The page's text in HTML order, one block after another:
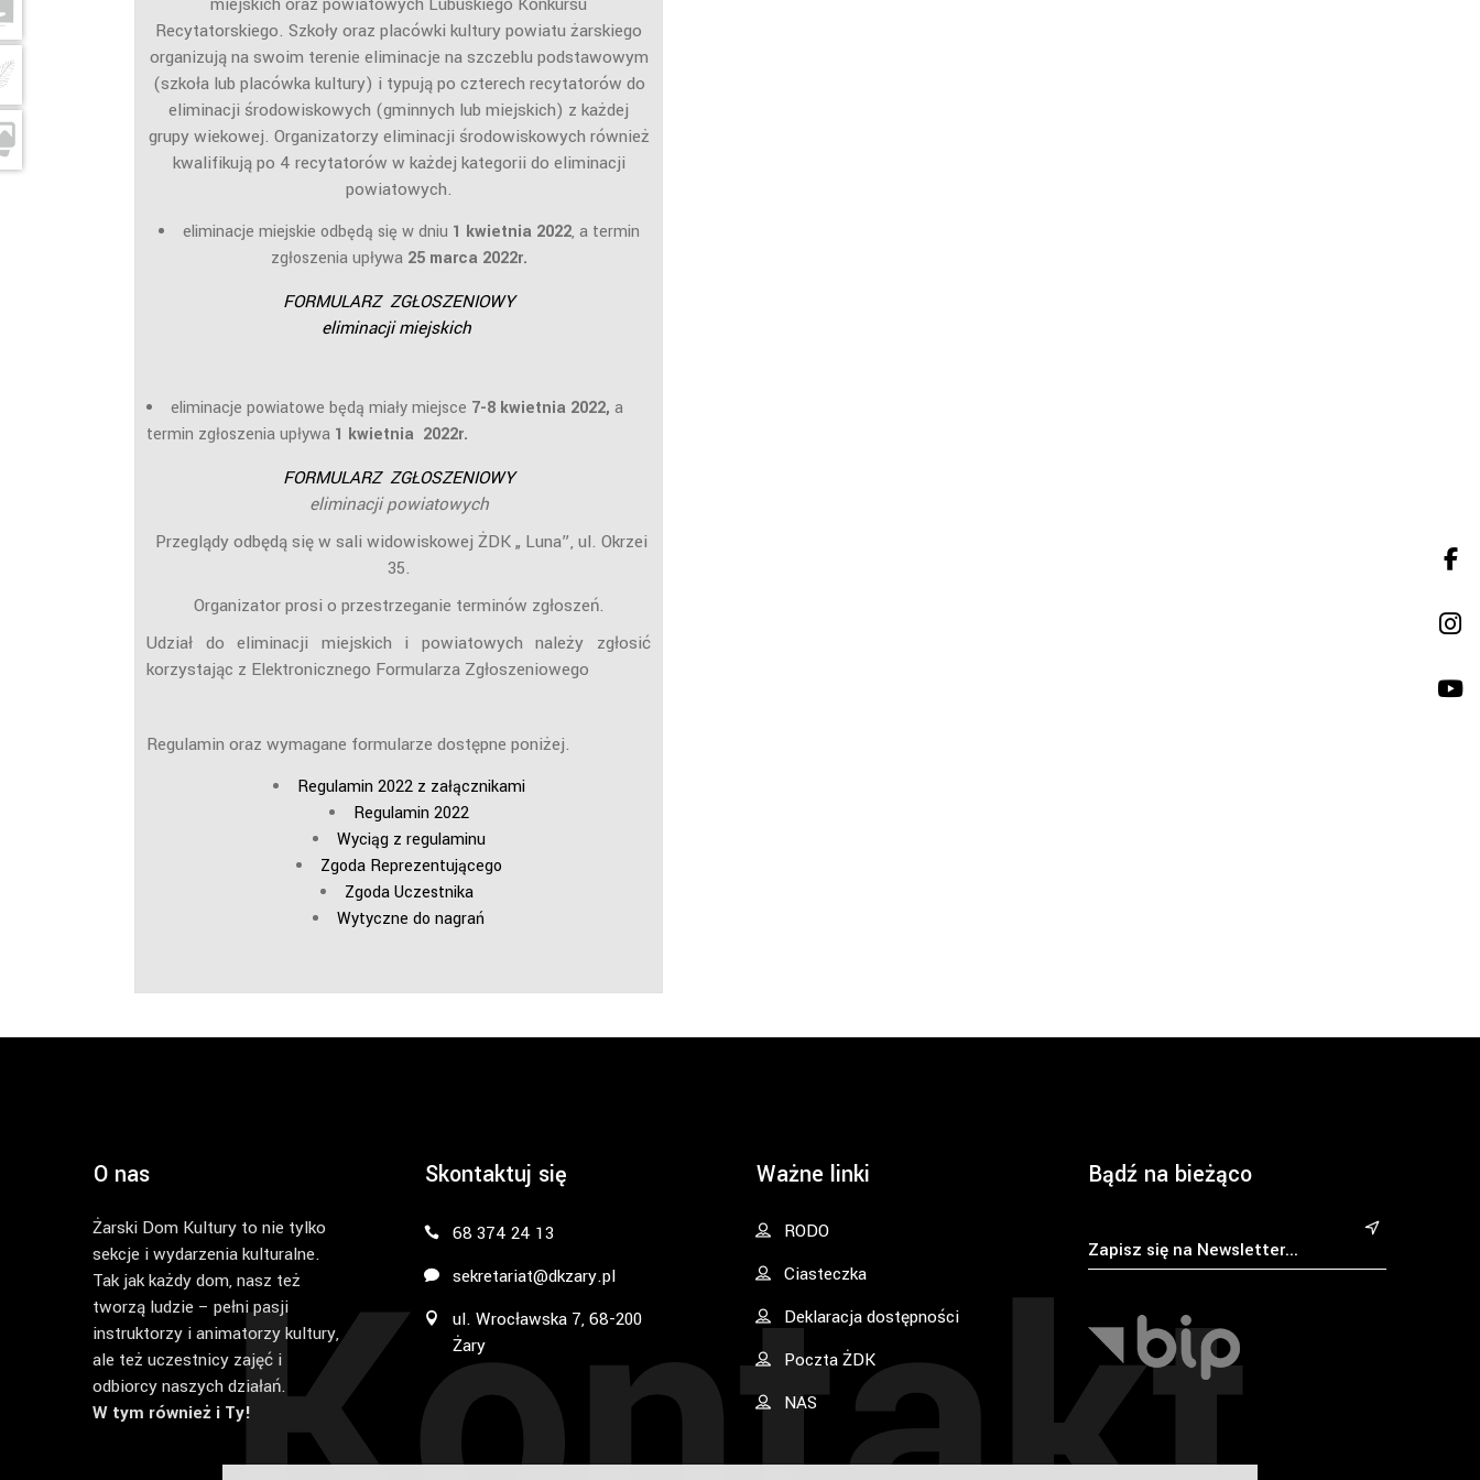
Recytatorskiego. Szkoły oraz placówki kultury powiatu żarskiego
organizują na swoim terenie eliminacje na szczeblu podstawowym
(szkoła lub placówka kultury) i typują po czterech recytatorów do
eliminacji środowiskowych (gminnych lub miejskich) z każdej
grupy wiekowej. Organizatorzy eliminacji środowiskowych również
kwalifikują po 4 recytatorów w każdej kategorii do eliminacji
powiatowych.
eliminacje miejskie odbędą się w dniu 1 kwietnia 2022, a termin
zgłoszenia upływa 25 marca 2022r.
FORMULARZ ZGŁOSZENIOWY
eliminacji miejskich
eliminacje powiatowe będą miały miejsce 7-8 kwietnia 2022, a
termin zgłoszenia upływa 1 kwietnia 2022r.
FORMULARZ ZGŁOSZENIOWY
eliminacji powiatowych
Przeglądy odbędą się w sali widowiskowej ŻDK „ Luna”, ul. Okrzei
35.
Organizator prosi o przestrzeganie terminów zgłoszeń.
Udział do eliminacji miejskich i powiatowych należy zgłosić
korzystając z Elektronicznego Formularza Zgłoszeniowego
Regulamin oraz wymagane formularze dostępne poniżej.
Regulamin 2022 z załącznikami
Regulamin 2022
Wyciąg z regulaminu
Zgoda Reprezentującego
Zgoda Uczestnika
Wytyczne do nagrań
O nas
Żarski Dom Kultury to nie tylko
sekcje i wydarzenia kulturalne.
Tak jak każdy dom, nasz też
tworzą ludzie – pełni pasji
instruktorzy i animatorzy kultury,
ale też uczestnicy zajęć i
odbiorcy naszych działań.
W tym również i Ty!
Skontaktuj się
68 374 24 13
sekretariat@dkzary.pl
ul. Wrocławska 7, 68-200
Żary
Ważne linki
RODO
Ciasteczka
Deklaracja dostępności
Poczta ŻDK
NAS
Bądź na bieżąco
&